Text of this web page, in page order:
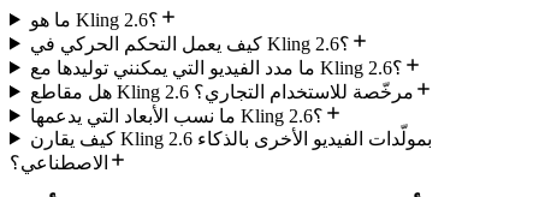
ما هو Kling 2.6؟
كيف يعمل التحكم الحركي في Kling 2.6؟
ما مدد الفيديو التي يمكنني توليدها مع Kling 2.6؟
هل مقاطع Kling 2.6 مرخّصة للاستخدام التجاري؟
ما نسب الأبعاد التي يدعمها Kling 2.6؟
كيف يقارن Kling 2.6 بمولّدات الفيديو الأخرى بالذكاء
الاصطناعي؟